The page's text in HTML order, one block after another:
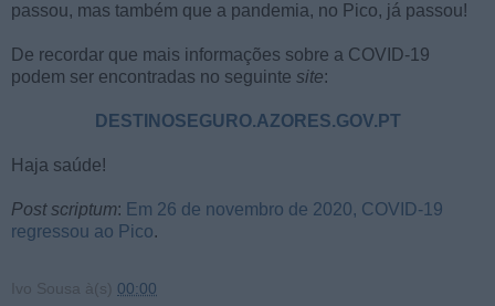
passou, mas também que a pandemia, no Pico, já passou!
De recordar que mais informações sobre a COVID-19
podem ser encontradas no seguinte site:
DESTINOSEGURO.AZORES.GOV.PT
Haja saúde!
Post scriptum: Em 26 de novembro de 2020, COVID-19
regressou ao Pico.
Ivo Sousa à(s) 00:00